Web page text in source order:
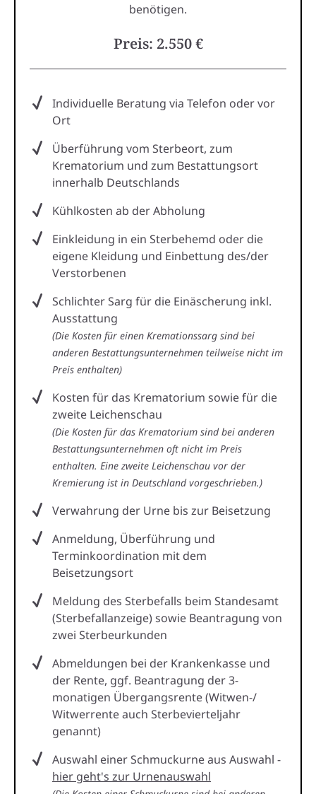
benötigen.
Preis: 2.550 €
Individuelle Beratung via Telefon oder vor
Ort
Überführung vom Sterbeort, zum
Krematorium und zum Bestattungsort
innerhalb Deutschlands
Kühlkosten ab der Abholung
Einkleidung in ein Sterbehemd oder die
eigene Kleidung und Einbettung des/der
Verstorbenen
Schlichter Sarg für die Einäscherung inkl.
Ausstattung
(Die Kosten für einen Kremationssarg sind bei
anderen Bestattungsunternehmen teilweise nicht im
Preis enthalten)
Kosten für das Krematorium sowie für die
zweite Leichenschau
(Die Kosten für das Krematorium sind bei anderen
Bestattungsunternehmen oft nicht im Preis
enthalten. Eine zweite Leichenschau vor der
Kremierung ist in Deutschland vorgeschrieben.)
Verwahrung der Urne bis zur Beisetzung
Anmeldung, Überführung und
Terminkoordination mit dem
Beisetzungsort
Meldung des Sterbefalls beim Standesamt
(Sterbefallanzeige) sowie Beantragung von
zwei Sterbeurkunden
Abmeldungen bei der Krankenkasse und
der Rente, ggf. Beantragung der 3-
monatigen Übergangsrente (Witwen-/
Witwerrente auch Sterbevierteljahr
genannt)
Auswahl einer Schmuckurne aus Auswahl -
hier geht's zur Urnenauswahl